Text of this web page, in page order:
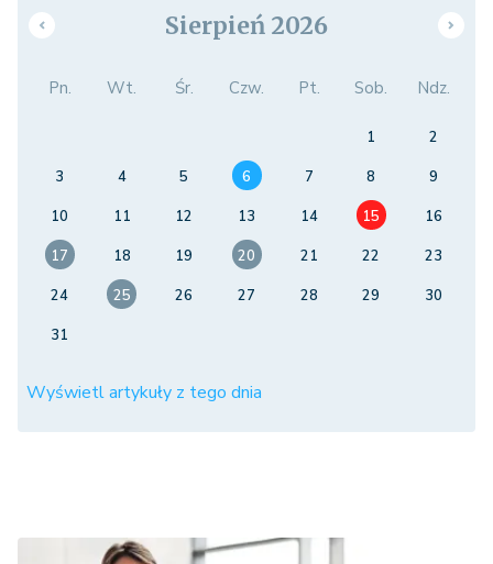
Sierpień 2026
Pn. Wt. Śr. Czw. Pt. Sob. Ndz.
1
2
3
4 5 6 7 8
9
10
11 12 13 14 15
16
17
18 19 20 21 22
23
24
25 26 27 28 29
30
31
Wyświetl artykuły z tego dnia